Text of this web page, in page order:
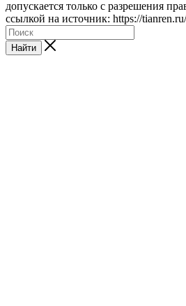
допускается только с разрешения
ссылкой на источник: https://tianren.ru/
Найти